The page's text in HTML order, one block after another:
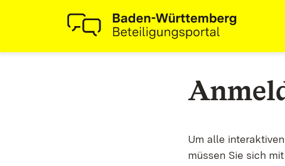
Um alle
müssen Sie sich